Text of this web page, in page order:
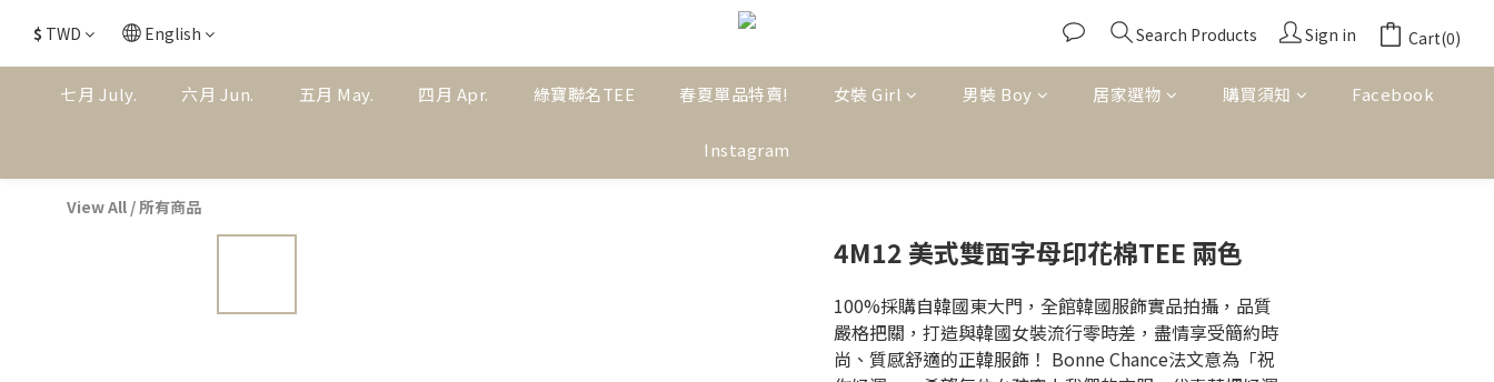
$ TWD English Search Products Sign in Cart(0)
七月 July. 六月 Jun. 五月 May. 四月 Apr. 綠寶聯名TEE 春夏單品特賣! 女裝 Girl 男裝 Boy 居家選物 購買須知 Facebook
Instagram
View All /所有商品
4M12 美式雙面字母印花棉TEE 兩色
100%採購自韓國東大門，全館韓國服飾實品拍攝，品質
嚴格把關，打造與韓國女裝流行零時差，盡情享受簡約時
尚、質感舒適的正韓服飾！ Bonne Chance法文意為「祝